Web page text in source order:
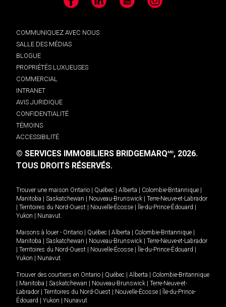
Facebook LinkedIn YouTube Instagram
COMMUNIQUEZ AVEC NOUS
SALLE DES MÉDIAS
BLOGUE
PROPRIÉTÉS LUXUEUSES
COMMERCIAL
INTRANET
AVIS JURIDIQUE
CONFIDENTIALITÉ
TÉMOINS
ACCESSIBILITÉ
© SERVICES IMMOBILIERS BRIDGEMARQMD, 2026.
TOUS DROITS RÉSERVÉS.
Trouver une maison Ontario Québec Alberta Colombie-Britannique
Manitoba
Saskatchewan Nouveau-Brunswick
Terre-Neuve-et-Labrador
Territoires du Nord-Ouest Nouvelle-Écosse Île-du-Prince-Édouard
Yukon
Nunavut.
Maisons à louer - Ontario Québec Alberta Colombie-Britannique
Manitoba
Saskatchewan Nouveau-Brunswick
Terre-Neuve-et-Labrador
Territoires du Nord-Ouest Nouvelle-Écosse Île-du-Prince-Édouard
Yukon
Nunavut.
Trouver des courtiers en Ontario Québec Alberta
Colombie-Britannique
Manitoba Saskatchewan Nouveau-Brunswick
Terre-Neuve-et-
Labrador
Territoires du Nord-Ouest Nouvelle-Écosse
Île-du-Prince-
Édouard
Yukon Nunavut